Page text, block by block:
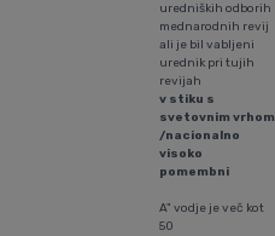
uredniških odborih
mednarodnih revij
ali je bil vabljeni
urednik pri tujih
revijah
v stiku s
svetovnim vrhom
/nacionalno
visoko
pomembni
A" vodje je več kot
50